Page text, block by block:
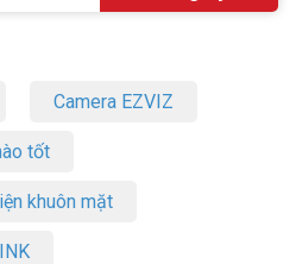
Camera EZVIZ
tốt
khuôn mặt